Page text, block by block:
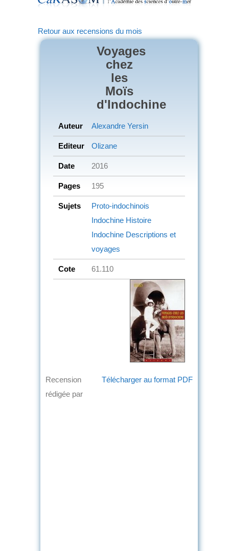
Retour aux recensions du mois
Voyages
chez
les
Moïs
d'Indochine
Auteur Alexandre Yersin
Editeur Olizane
Date 2016
Pages 195
Sujets
Proto-indochinois
Indochine Histoire
Indochine Descriptions et
voyages
Cote 61.110
Télécharger au format PDF
Recension
rédigée par